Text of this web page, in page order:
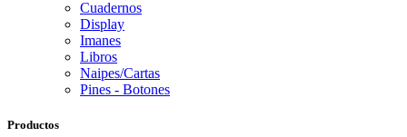
Cuadernos
Display
Imanes
Libros
Naipes/Cartas
Pines - Botones
Productos